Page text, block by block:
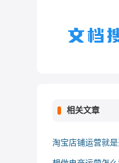
相关文章